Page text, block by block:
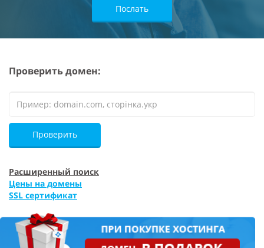
Послать
Проверить домен:
Проверить
Расширенный поиск
Цены на домены
SSL сертификат